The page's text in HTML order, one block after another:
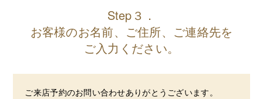
Step３．
お客様のお名前、ご住所、ご連絡先を
ご入力ください。
ご来店予約のお問い合わせありがとうございます。